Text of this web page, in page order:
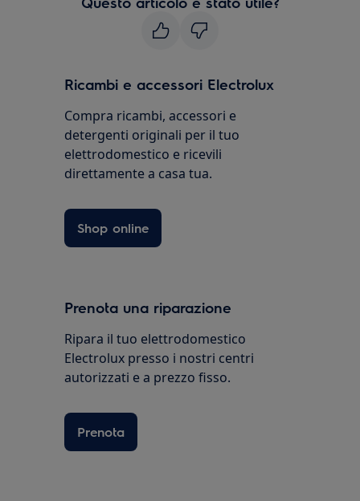
Ricambi e accessori Electrolux
Compra ricambi, accessori e
detergenti originali per il tuo
elettrodomestico e ricevili
direttamente a casa tua.
Shop online
Prenota una riparazione
Ripara il tuo elettrodomestico
Electrolux presso i nostri centri
autorizzati e a prezzo fisso.
Prenota